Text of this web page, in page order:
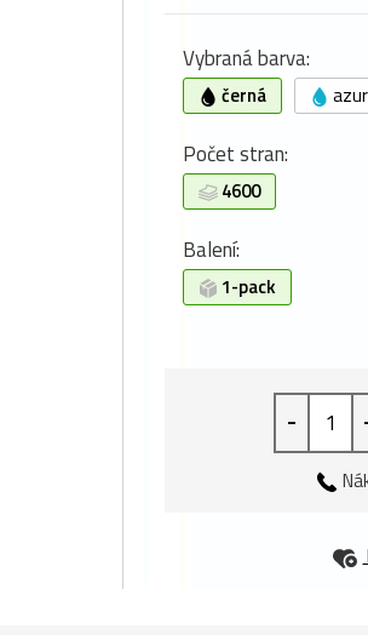
Vybraná barva:
černá
Počet stran:
4600
Balení:
1-pack
-